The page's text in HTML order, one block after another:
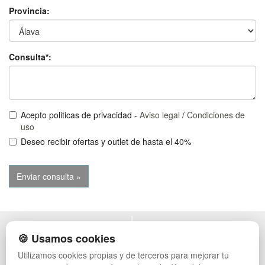
Provincia:
Consulta*:
Acepto politicas de privacidad - Aviso legal / Condiciones de
uso
Deseo recibir ofertas y outlet de hasta el 40%
POLÍTICA DE PRIVACIDAD
CONDICIONES DE USO
CAMBIOS Y DEVOLUCIONES
MUEBLES VINTAGE
🍪 Usamos cookies
Utilizamos cookies propias y de terceros para mejorar tu